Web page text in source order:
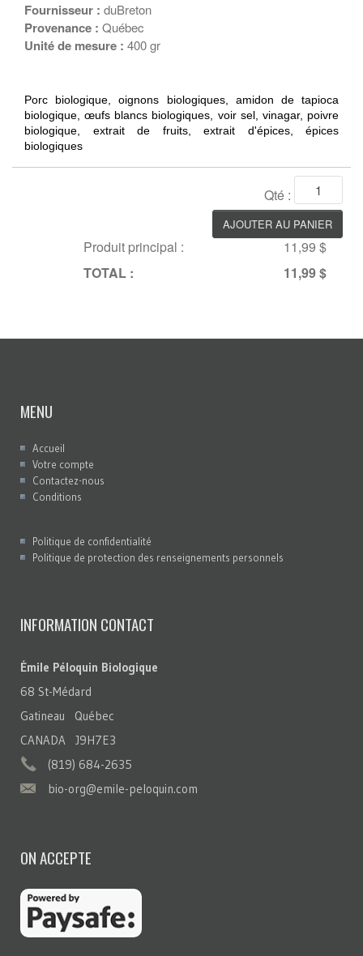
Fournisseur : duBreton
Provenance : Québec
Unité de mesure : 400 gr
Porc biologique, oignons biologiques, amidon de tapioca
biologique, œufs blancs biologiques, voir sel, vinagar, poivre
biologique, extrait de fruits, extrait d'épices, épices
biologiques
Qté :
Produit principal :
11,99 $
TOTAL :
11,99 $
MENU
Accueil
Votre compte
Contactez-nous
Conditions
Politique de confidentialité
Politique de protection des renseignements personnels
INFORMATION CONTACT
Émile Péloquin Biologique
68 St-Médard
Gatineau Québec
CANADA J9H7E3
(819) 684-2635
bio-org@emile-peloquin.com
ON ACCEPTE